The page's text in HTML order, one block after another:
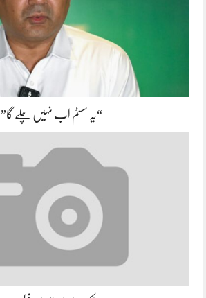
“یہ سسٹم اب نہیں چلے گا”